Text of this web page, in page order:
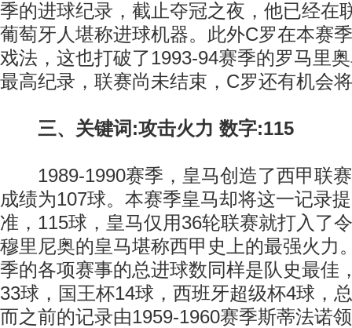
季的进球纪录，截止夺冠之夜，他已经在
葡萄牙人堪称进球机器。此外C罗在本赛
戏法，这也打破了1993-94赛季的罗马里
最高纪录，联赛尚未结束，C罗还有机会
三、关键词:攻击火力 数字:115
1989-1990赛季，皇马创造了西甲联赛
成绩为107球。本赛季皇马却将这一记录
准，115球，皇马仅用36轮联赛就打入了
穆里尼奥的皇马堪称西甲史上的最强火力
季的各项赛事的总进球数同样是队史最佳
33球，国王杯14球，西班牙超级杯4球，
而之前的记录由1959-1960赛季斯蒂法诺